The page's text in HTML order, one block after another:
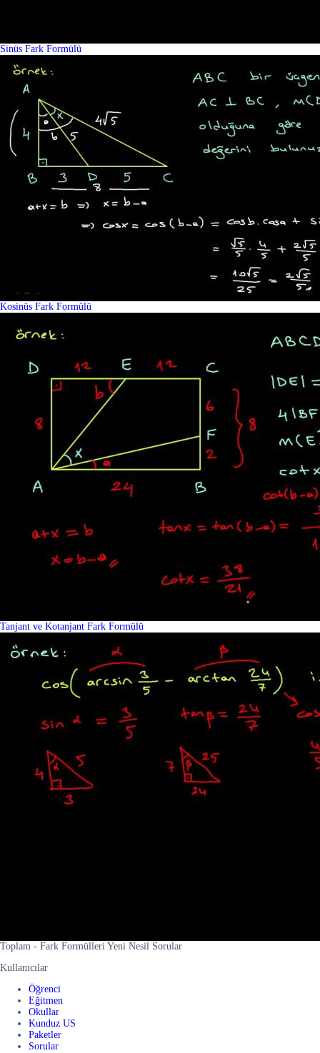
Sinüs Fark Formülü
Kosinüs Fark Formülü
Tanjant ve Kotanjant Fark Formülü
Toplam - Fark Formülleri Yeni Nesil Sorular
Kullanıcılar
Öğrenci
Eğitmen
Okullar
Kunduz US
Paketler
Sorular